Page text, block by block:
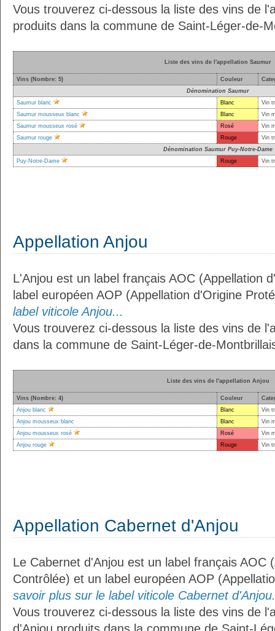
Vous trouverez ci-dessous la liste des vins de
produits dans la commune de Saint-Léger-de-
Liste des vins de l'appellation Saumur
Vins (Nombre: 5) Couleur
Dénomination Saumur
Saumur blanc
Blanc
Vin
Saumur mousseux blanc
Blanc
Vin
Saumur mousseux rosé
Rosé
Vin
Saumur rouge
Rouge
Vin
Dénomination Saumur Puy-Notre-Dame
Puy-Notre-Dame
Rouge Vin
Appellation Anjou
L'Anjou est un label français AOC (Appellation
label européen AOP (Appellation d'Origine
label viticole Anjou...
Vous trouverez ci-dessous la liste des vins de
dans la commune de Saint-Léger-de-
Liste des vins de l'appellation Anjou
Vins (Nombre: 4) Couleur
Anjou blanc
Blanc
Vin
Anjou mousseux blanc
Blanc
Vin
Anjou mousseux rosé
Rosé
Vin
Anjou rouge
Rouge Vin
Appellation Cabernet d'Anjou
Le Cabernet d'Anjou est un label français AOC
Contrôlée) et un label européen AOP
savoir plus sur le label viticole Cabernet
Vous trouverez ci-dessous la liste des vins de